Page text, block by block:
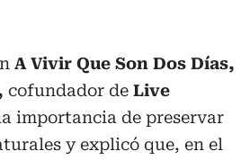
A Vivir Que Son Dos Días,
cofundador de Live
importancia de preservar
y explicó que, en el